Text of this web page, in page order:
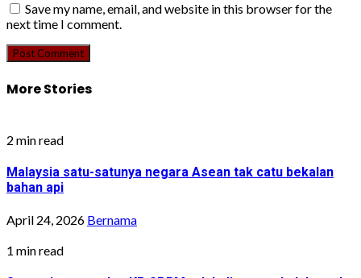
Save my name, email, and website in this browser for the
next time I comment.
More Stories
2 min read
Malaysia satu-satunya negara Asean tak catu bekalan
bahan api
April 24, 2026 Bernama
1 min read